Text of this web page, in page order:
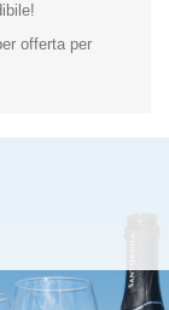
offerta per